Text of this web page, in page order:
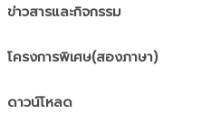
ข่าวสารและกิจกรรม
โครงการพิเศษ(สองภาษา)
ดาวน์โหลด